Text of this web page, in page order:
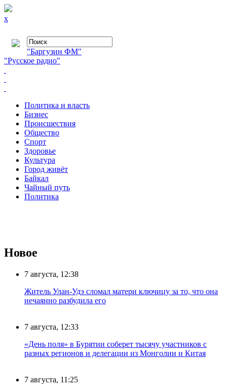
x
"Баргузин ФМ"
"Русское радио"
Политика и власть
Бизнес
Происшествия
Общество
Cпорт
Здоровье
Культура
Город живёт
Байкал
Чайный путь
Политика
Новое
7 августа, 12:38
Житель Улан-Удэ сломал матери ключицу за то, что она
нечаянно разбудила его
7 августа, 12:33
«День поля» в Бурятии соберет тысячу участников с
разных регионов и делегации из Монголии и Китая
7 августа, 11:25